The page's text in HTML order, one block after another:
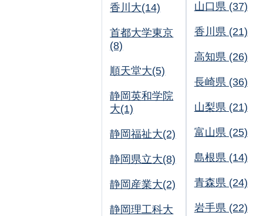
香川大(14)
首都大学東京
(8)
順天堂大(5)
静岡英和学院
大(1)
静岡福祉大(2)
静岡県立大(8)
静岡産業大(2)
静岡理工科大
山口県 (37)
香川県 (21)
高知県 (26)
長崎県 (36)
山梨県 (21)
富山県 (25)
島根県 (14)
青森県 (24)
岩手県 (22)